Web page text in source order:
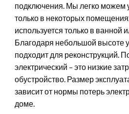
подключения. Мы легко можем
только в некоторых
используется только в ванной
Благодаря небольшой высоте
подходит для реконструкций.
электрический – это низкие
обустройство. Размер
зависит от нормы потерь
доме.